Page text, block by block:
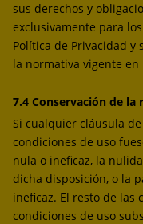
sus derechos y
exclusivamente para
Política de Privacidad y
la normativa vigente
7.4 Conservación de la
Si cualquier cláusula
condiciones de uso
nula o ineficaz, la
dicha disposición, o la
ineficaz. El resto de las
condiciones de uso